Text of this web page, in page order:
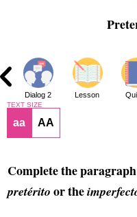
Dialog 2 Lesson
TEXT SIZE
aa AA
Complete the
pretérito or the